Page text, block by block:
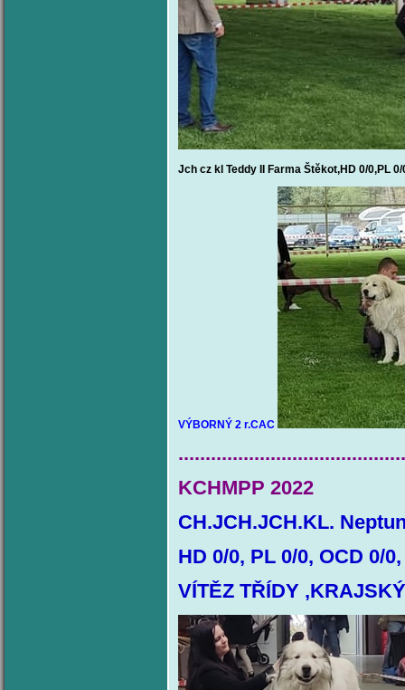
Jch cz kl Teddy II Farma Štěkot,HD 0/0,PL 0/
VÝBORNÝ 2 r.CAC
KCHMPP 2022
CH.JCH.JCH.KL.
HD 0/0, PL 0/0, OCD 0/
VÍTĚZ TŘÍDY